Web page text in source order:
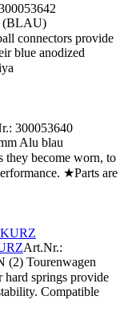
(BLAU)
connectors provide
blue anodized
300053640
Alu blau
they become worn, to
★Parts are
Art.Nr.:
(2) Tourenwagen
springs provide
Compatible